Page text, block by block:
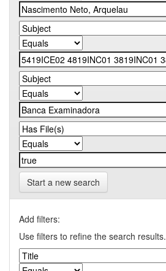
Start a new search
Add filters:
Use filters to refine the search results.